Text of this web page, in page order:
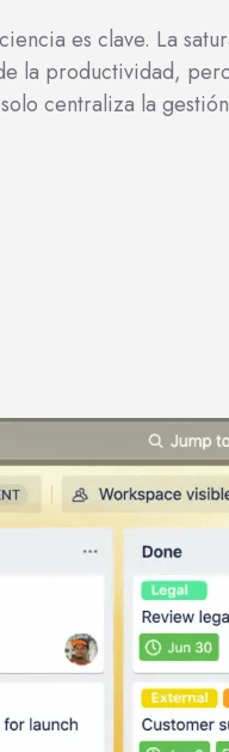
es clave. La
la productividad,
centraliza la